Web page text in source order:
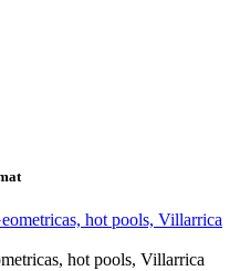
hot pools, Villarrica